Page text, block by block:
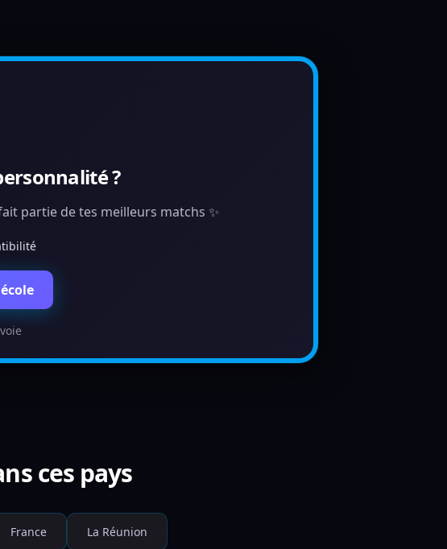
?
partie de tes meilleurs matchs ✨
ces pays
France La Réunion